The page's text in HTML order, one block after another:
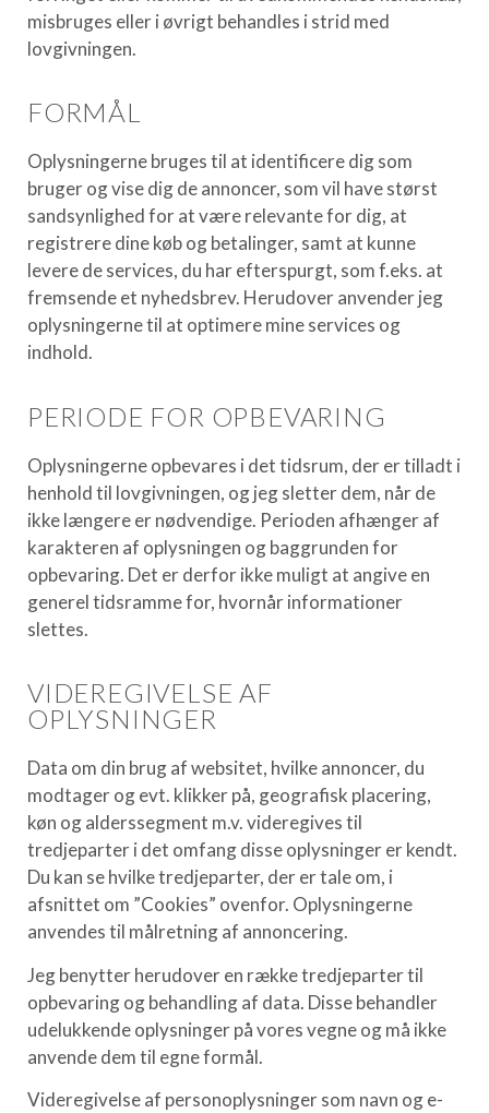
misbruges eller i øvrigt behandles i strid med
lovgivningen.
FORMÅL
Oplysningerne bruges til at identificere dig som
bruger og vise dig de annoncer, som vil have størst
sandsynlighed for at være relevante for dig, at
registrere dine køb og betalinger, samt at kunne
levere de services, du har efterspurgt, som f.eks. at
fremsende et nyhedsbrev. Herudover anvender jeg
oplysningerne til at optimere mine services og
indhold.
PERIODE FOR OPBEVARING
Oplysningerne opbevares i det tidsrum, der er tilladt i
henhold til lovgivningen, og jeg sletter dem, når de
ikke længere er nødvendige. Perioden afhænger af
karakteren af oplysningen og baggrunden for
opbevaring. Det er derfor ikke muligt at angive en
generel tidsramme for, hvornår informationer
slettes.
VIDEREGIVELSE AF
OPLYSNINGER
Data om din brug af websitet, hvilke annoncer, du
modtager og evt. klikker på, geografisk placering,
køn og alderssegment m.v. videregives til
tredjeparter i det omfang disse oplysninger er kendt.
Du kan se hvilke tredjeparter, der er tale om, i
afsnittet om ”Cookies” ovenfor. Oplysningerne
anvendes til målretning af annoncering.
Jeg benytter herudover en række tredjeparter til
opbevaring og behandling af data. Disse behandler
udelukkende oplysninger på vores vegne og må ikke
anvende dem til egne formål.
Videregivelse af personoplysninger som navn og e-